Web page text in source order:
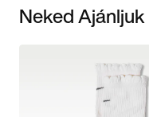
Neked Ajánljuk